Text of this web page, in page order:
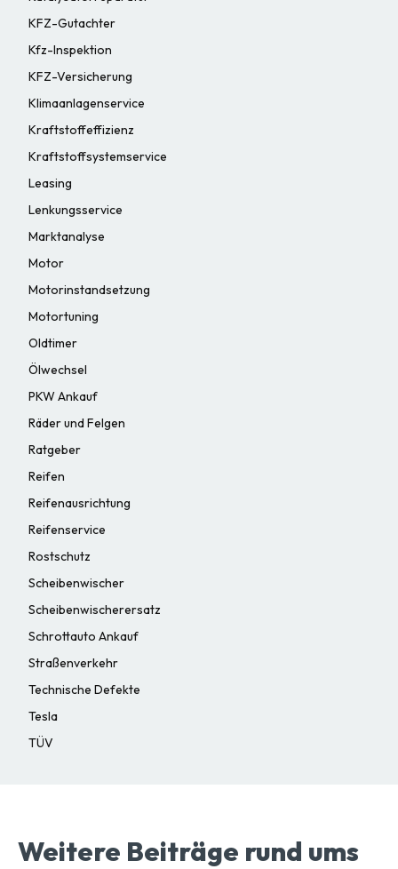
KFZ-Gutachter
Kfz-Inspektion
KFZ-Versicherung
Klimaanlagenservice
Kraftstoffeffizienz
Kraftstoffsystemservice
Leasing
Lenkungsservice
Marktanalyse
Motor
Motorinstandsetzung
Motortuning
Oldtimer
Ölwechsel
PKW Ankauf
Räder und Felgen
Ratgeber
Reifen
Reifenausrichtung
Reifenservice
Rostschutz
Scheibenwischer
Scheibenwischerersatz
Schrottauto Ankauf
Straßenverkehr
Technische Defekte
Tesla
TÜV
Weitere Beiträge rund ums